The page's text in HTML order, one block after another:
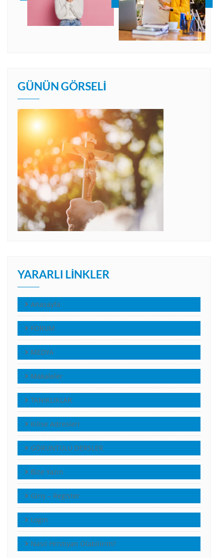
GÜNÜN GÖRSELI
YARARLI LINKLER
Anasayfa
FORUM
MEDYA
Makaleler
TANIKLIKLAR
Kilise Adresleri
GÖRÜNTÜLÜ DERSLER
Bize Yazın
Giriş – Register
Login
Nasıl Hristiyan Olabilirim?